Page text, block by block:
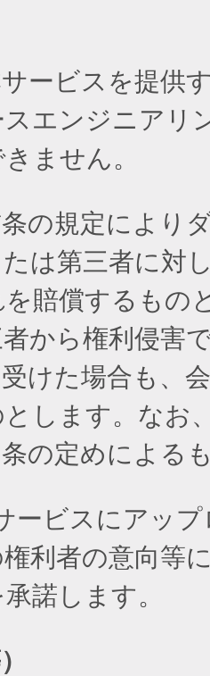
ービスを提供
エンジニアリ
ません。
の規定により
は第三者に対
賠償するもの
から権利侵害
けた場合も、
します。なお
の定めによる
ビスにアップ
利者の意向等
諾します。